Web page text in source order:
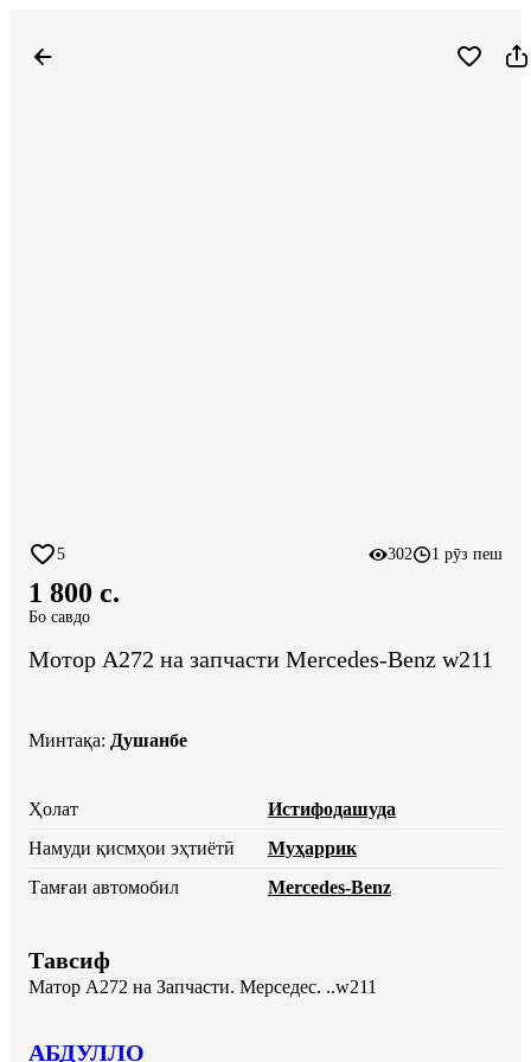
5 302 1 рӯз пеш
1 800 c.
Бо савдо
Мотор А272 на запчасти Mercedes-Benz w211
Минтақа: Душанбе
Ҳолат
Истифодашуда
Намуди қисмҳои эҳтиётӣ
Муҳаррик
Тамғаи автомобил
Mercedes-Benz
Тавсиф
Матор А272 на Запчасти. Мерседес. ..w211
АБДУЛЛО